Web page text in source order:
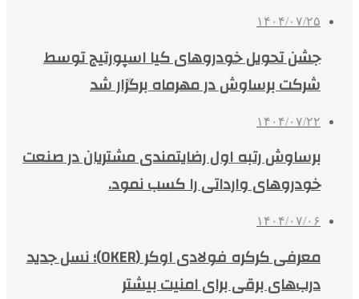
۱۴۰۴/۰۷/۲۵
جشن تحویل خودروهای کیا اسپورتیج توسط
شرکت برساوش در مهرماه برگزار شد
۱۴۰۴/۰۷/۲۲
برساوش رتبه اول رضایتمندی مشتریان در صنعت
خودروهای وارداتی را کسب نمود.
۱۴۰۴/۰۷/۰۶
معرفی کرکره فولادی اوکر (OKER)؛ نسل جدید
درب‌های برقی برای امنیت بیشتر